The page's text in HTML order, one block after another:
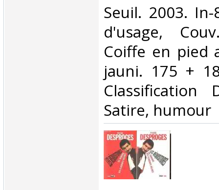
‎Seuil. 2003.
d'usage,
Coiffe en pied
jauni. 175 +
Classification
Satire, humour‎